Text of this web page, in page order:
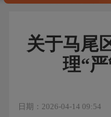
关于马尾
理“
日期：2026-04-14 09:54